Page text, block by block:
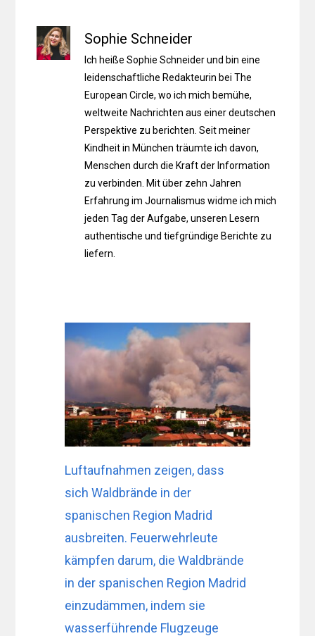
Sophie Schneider
Ich heiße Sophie Schneider und bin eine
leidenschaftliche Redakteurin bei The
European Circle, wo ich mich bemühe,
weltweite Nachrichten aus einer deutschen
Perspektive zu berichten. Seit meiner
Kindheit in München träumte ich davon,
Menschen durch die Kraft der Information
zu verbinden. Mit über zehn Jahren
Erfahrung im Journalismus widme ich mich
jeden Tag der Aufgabe, unseren Lesern
authentische und tiefgründige Berichte zu
liefern.
Luftaufnahmen zeigen, dass
sich Waldbrände in der
spanischen Region Madrid
ausbreiten. Feuerwehrleute
kämpfen darum, die Waldbrände
in der spanischen Region Madrid
einzudämmen, indem sie
wasserführende Flugzeuge